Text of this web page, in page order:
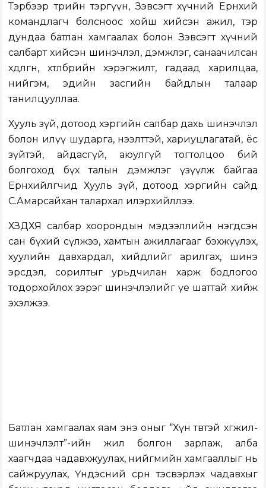
Тэрбээр төрийн тэргүүн, Зэвсэгт хүчний Ерөнхий
командлагч болсноос хойш хийсэн ажил, тэр
дундаа батлан хамгаалах болон Зэвсэгт хүчний
салбарт хийсэн шинэчлэл, дэмжлэг, санаачилсан
хөдөлгөөн, хөтөлбөрийн хэрэгжилт, гадаад харилцаа,
нийгэм, эдийн засгийн байдлын талаар
танилцууллаа.
Хууль зүй, дотоод хэргийн салбар дахь шинэчлэл
болон илүү шударга, нээлттэй, хариуцлагатай, ёс
зүйтэй, айдасгүй, аюулгүй тогтолцоо бий
болгоход бүх талын дэмжлэг үзүүлж байгаа
Ерөнхийлөгчид Хууль зүй, дотоод хэргийн сайд
С.Амарсайхан талархал илэрхийллээ.
ХЗДХЯ салбар хоорондын мэдээллийн нэгдсэн
сан бүхий сүлжээ, хамтын ажиллагааг бэхжүүлэх,
хуулийн давхардал, хийдлийг арилгах, шинэ
эрсдэл, сорилтыг урьдчилан харж бодлогоо
тодорхойлох зэрэг шинэчлэлийг үе шаттай хийж
эхэлжээ.
Батлан хамгаалах яам энэ оныг “Хүн төвтэй хөгжил-
шинэчлэлт”-ийн жил болгон зарлаж, алба
хаагчдаа чадавхжуулах, нийгмийн хамгааллыг нь
сайжруулах, Үндэсний сөрөн тэсвэрлэх чадавхыг